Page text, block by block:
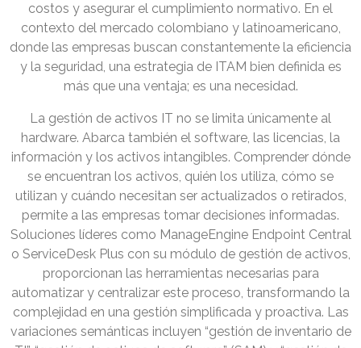
costos y asegurar el cumplimiento normativo. En el
contexto del mercado colombiano y latinoamericano,
donde las empresas buscan constantemente la eficiencia
y la seguridad, una estrategia de ITAM bien definida es
más que una ventaja; es una necesidad.
La gestión de activos IT no se limita únicamente al
hardware. Abarca también el software, las licencias, la
información y los activos intangibles. Comprender dónde
se encuentran los activos, quién los utiliza, cómo se
utilizan y cuándo necesitan ser actualizados o retirados,
permite a las empresas tomar decisiones informadas.
Soluciones líderes como ManageEngine Endpoint Central
o ServiceDesk Plus con su módulo de gestión de activos,
proporcionan las herramientas necesarias para
automatizar y centralizar este proceso, transformando la
complejidad en una gestión simplificada y proactiva. Las
variaciones semánticas incluyen “gestión de inventario de